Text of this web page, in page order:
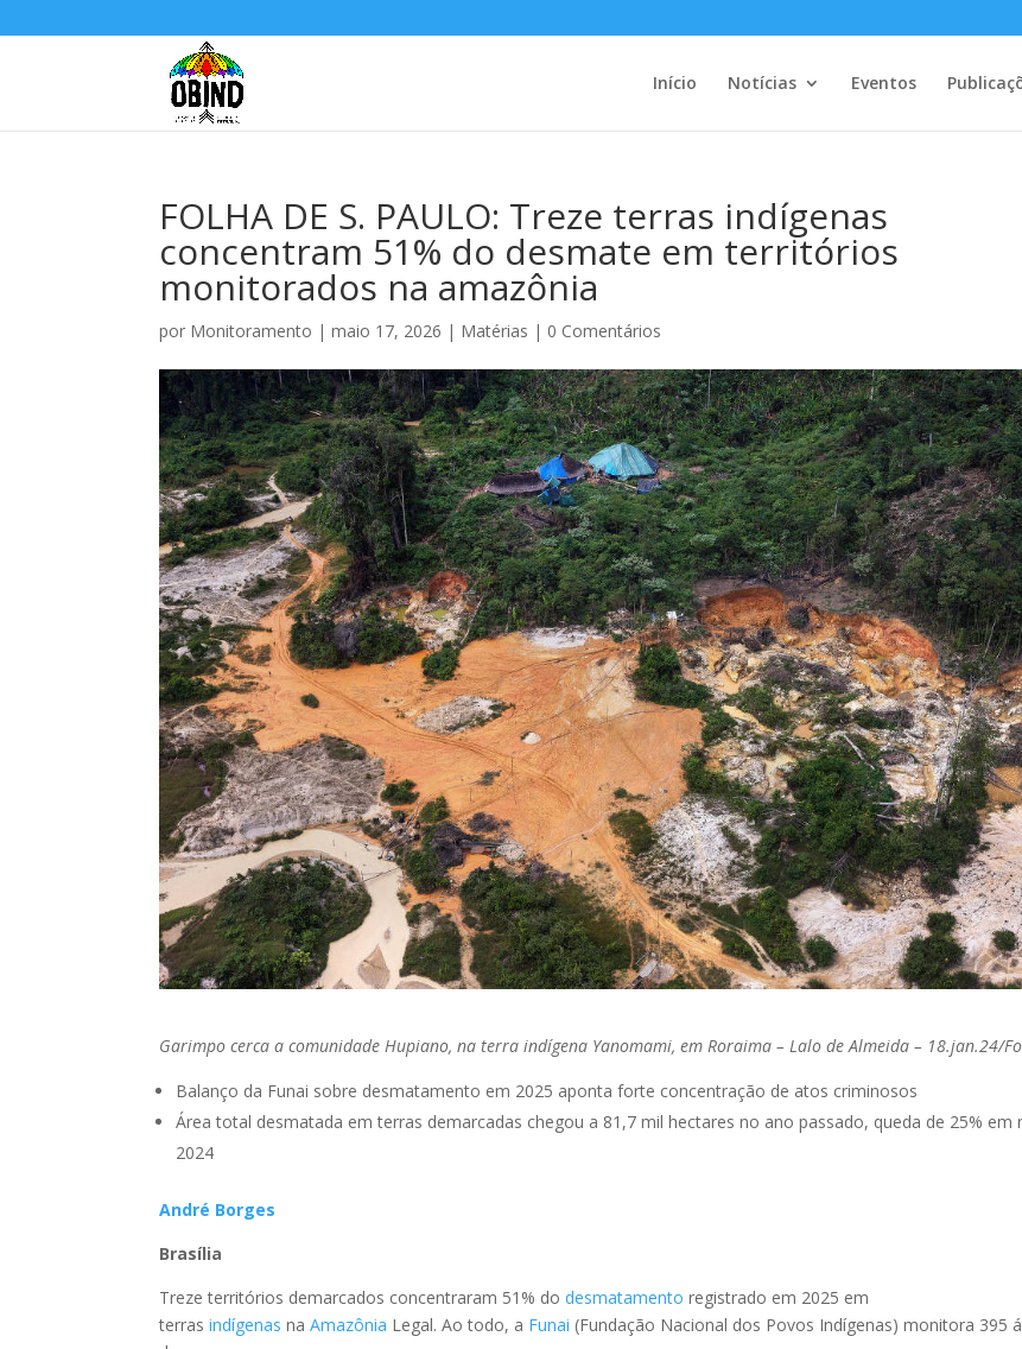
Início Notícias Eventos
FOLHA DE S. PAULO: Treze terras indígenas
concentram 51% do desmate em territórios
monitorados na amazônia
por Monitoramento |maio 17, 2026 | Matérias | 0 Comentários
Garimpo cerca a comunidade Hupiano, na terra indígena Yanomami, em Roraima – Lalo de Almeida – 18.jan.24/
Balanço da Funai sobre desmatamento em 2025 aponta forte concentração de atos criminosos
Área total desmatada em terras demarcadas chegou a 81,7 mil hectares no ano passado, queda de 25% em
2024
André Borges
Brasília
Treze territórios demarcados concentraram 51% dodesmatamento registrado em 2025 em
terrasindígenas naAmazônia Legal. Ao todo, a Funai (Fundação Nacional dos Povos Indígenas) monitora 395